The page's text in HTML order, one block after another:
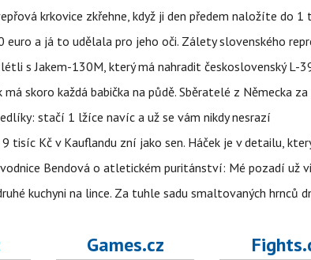
krkovice zkřehne, když ji den předem naložíte do 1
euro a já to udělala pro jeho oči. Zálety slovenského
s Jakem-130M, který má nahradit československý L-
má skoro každá babička na půdě. Sběratelé z Německa
stačí 1 lžíce navíc a už se vám nikdy nesrazí
tisíc Kč v Kauflandu zní jako sen. Háček je v detailu,
Bendová o atletickém puritánství: Mé pozadí už
kuchyni na lince. Za tuhle sadu smaltovaných hrnců
Games.cz